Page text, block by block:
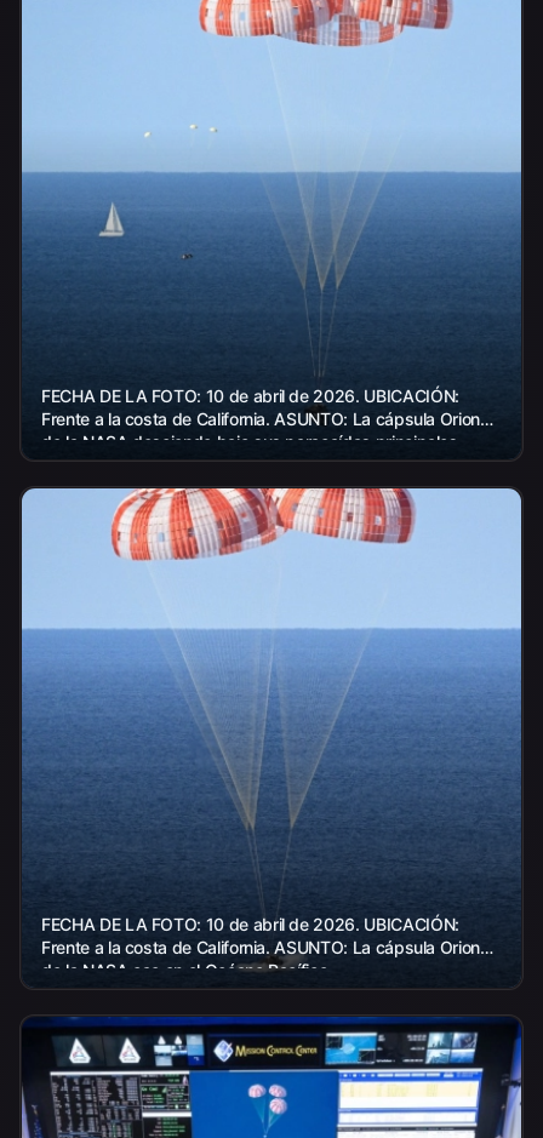
FECHA DE LA FOTO: 10 de abril de 2026. UBICACIÓN:
Frente a la costa de California. ASUNTO: La cápsula Orion
de la NASA desciende bajo sus paracaídas principales
sobre...
FECHA DE LA FOTO: 10 de abril de 2026. UBICACIÓN:
Frente a la costa de California. ASUNTO: La cápsula Orion
de la NASA cae en el Océano Pacífico...